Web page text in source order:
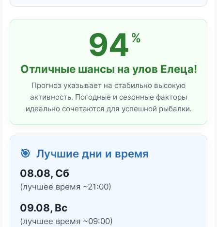
94 %
Отличные шансы на улов Елеца!
Прогноз указывает на стабильно высокую
активность. Погодные и сезонные факторы
идеально сочетаются для успешной рыбалки.
🎯 Лучшие дни и время
08.08, Сб
(лучшее время ~21:00)
09.08, Вс
(лучшее время ~09:00)